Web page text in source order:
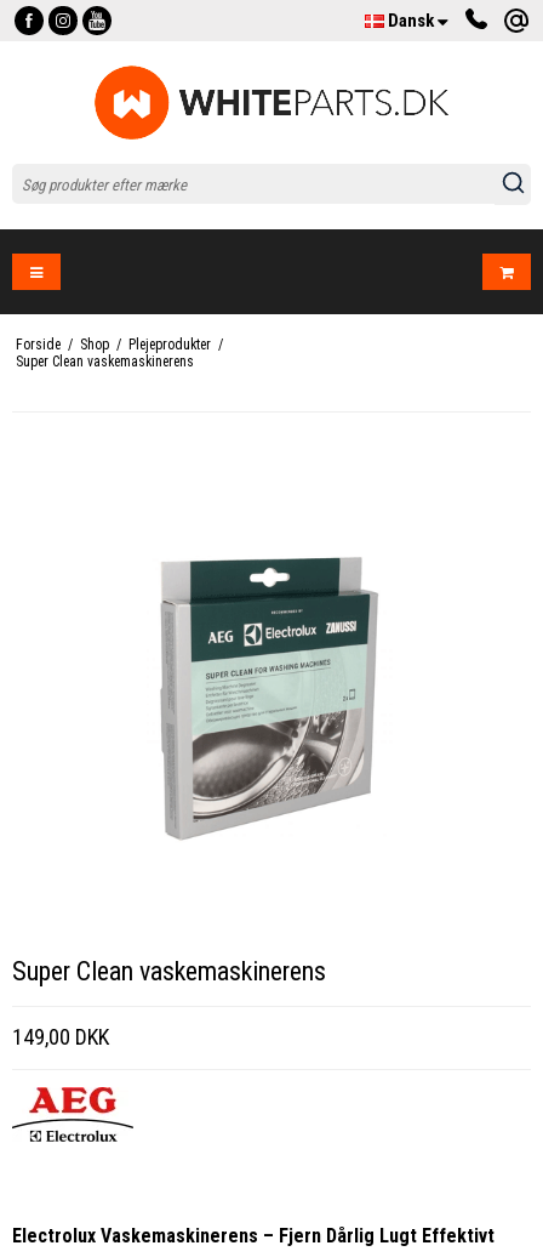
Dansk
Forside / Shop / Plejeprodukter /
Super Clean vaskemaskinerens
Super Clean vaskemaskinerens
149,00 DKK
Electrolux Vaskemaskinerens – Fjern Dårlig Lugt Effektivt